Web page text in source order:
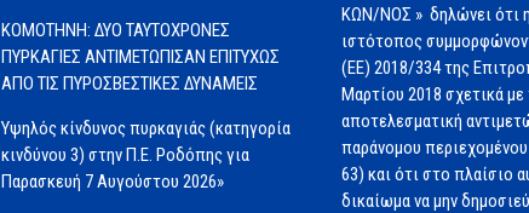
ΚΟΜΟΤΗΝΗ: ΔΥΟ ΤΑΥΤΟΧΡΟΝΕΣ
ΠΥΡΚΑΓΙΕΣ ΑΝΤΙΜΕΤΩΠΙΣΑΝ ΕΠΙΤΥΧΩΣ
ΑΠΟ ΤΙΣ ΠΥΡΟΣΒΕΣΤΙΚΕΣ ΔΥΝΑΜΕΙΣ
Υψηλός κίνδυνος πυρκαγιάς (κατηγορία
κινδύνου 3) στην Π.Ε. Ροδόπης για
Παρασκευή 7 Αυγούστου 2026»
ΚΩΝ/ΝΟΣ » δηλώνει ότι
ιστότοπος
(ΕΕ) 2018/334 της
Μαρτίου 2018 σχετικά με
αποτελεσματική
παράνομου
63) και ότι στο πλαίσιο
δικαίωμα να μην